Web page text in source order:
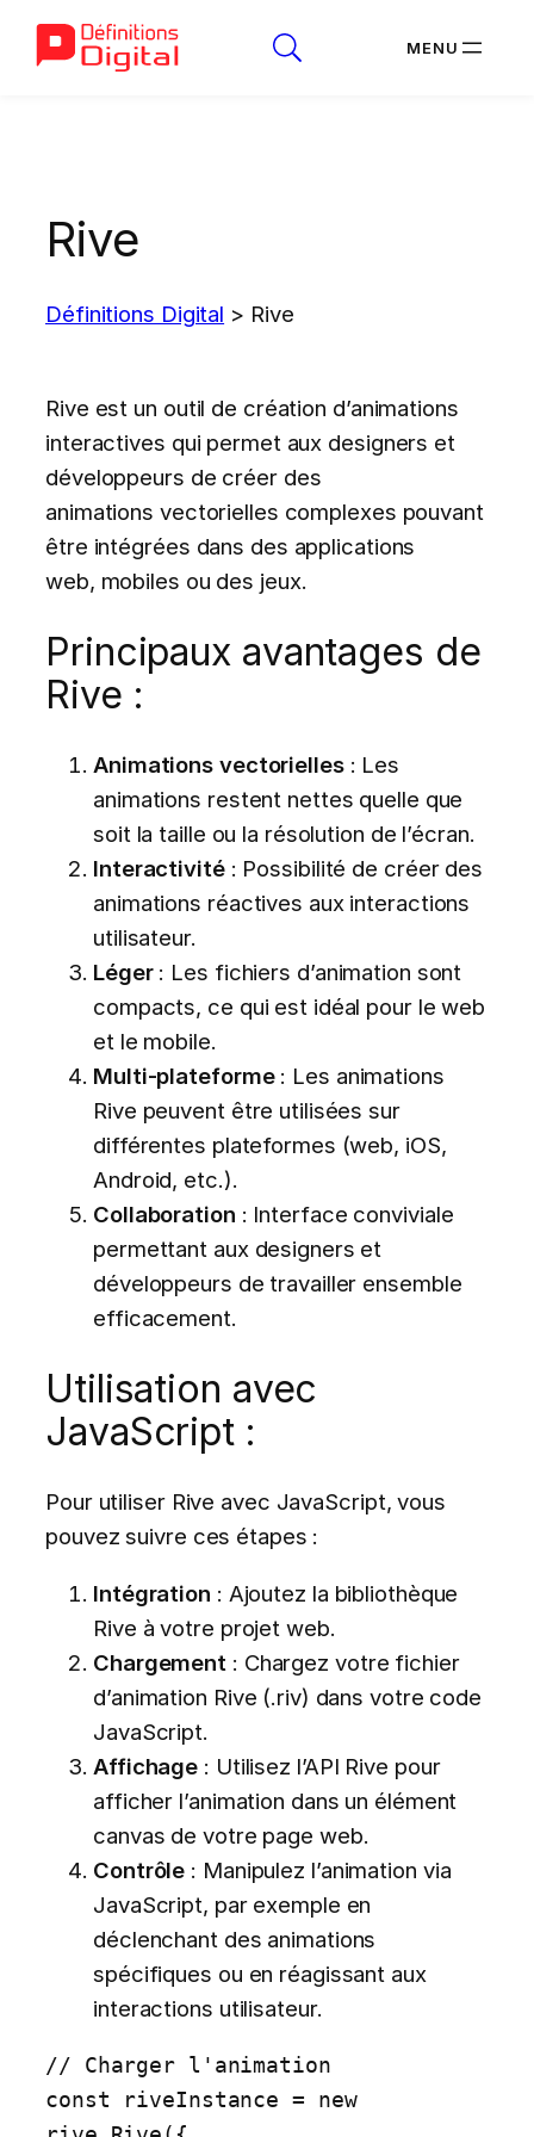
Rive
Définitions Digital > Rive
Rive est un outil de création d’animations
interactives qui permet aux designers et
développeurs de créer des
animations vectorielles complexes pouvant
être intégrées dans des applications
web, mobiles ou des jeux.
Principaux avantages de
Rive :
Animations vectorielles: Les
animations restent nettes quelle que
soit la taille ou la résolution de l’écran.
Interactivité: Possibilité de créer des
animations réactives aux interactions
utilisateur.
Léger: Les fichiers d’animation sont
compacts, ce qui est idéal pour le web
et le mobile.
Multi-plateforme: Les animations
Rive peuvent être utilisées sur
différentes plateformes (web, iOS,
Android, etc.).
Collaboration : Interface conviviale
permettant aux designers et
développeurs de travailler ensemble
efficacement.
Utilisation avec
JavaScript :
Pour utiliser Rive avec JavaScript, vous
pouvez suivre ces étapes :
Intégration : Ajoutez la bibliothèque
Rive à votre projet web.
Chargement : Chargez votre fichier
d’animation Rive (.riv) dans votre code
JavaScript.
Affichage : Utilisez l’API Rive pour
afficher l’animation dans un élément
canvas de votre page web.
Contrôle : Manipulez l’animation via
JavaScript, par exemple en
déclenchant des animations
spécifiques ou en réagissant aux
interactions utilisateur.
// Charger l'animation
const riveInstance = new